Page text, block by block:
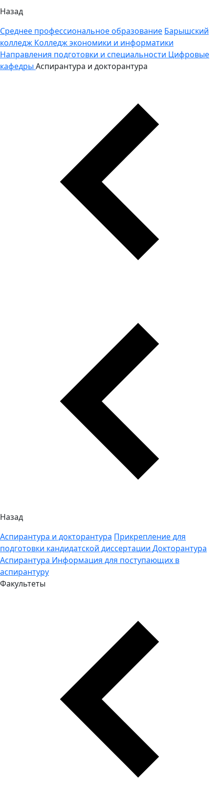
Назад
Среднее профессиональное образование Барышский
колледж Колледж экономики и информатики
Направления подготовки и специальности Цифровые
кафедры Аспирантура и докторантура
Назад
Аспирантура и докторантура Прикрепление для
подготовки кандидатской диссертации Докторантура
Аспирантура Информация для поступающих в
аспирантуру
Факультеты